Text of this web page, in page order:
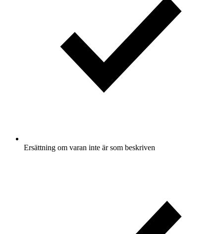
Ersättning om varan inte är som beskriven